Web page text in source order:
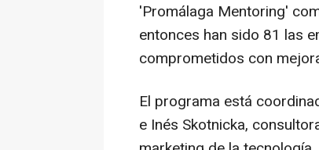
'Promálaga Mentoring'
entonces han sido 81 las
comprometidos con
El programa está
e Inés Skotnicka,